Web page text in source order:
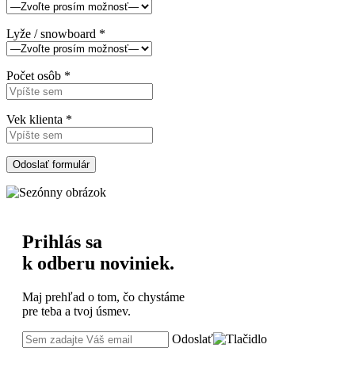
Lyže / snowboard *
Počet osôb *
Vek klienta *
Prihlás sa
k odberu noviniek.
Maj prehľad o tom, čo chystáme
pre teba a tvoj úsmev.
Odoslať